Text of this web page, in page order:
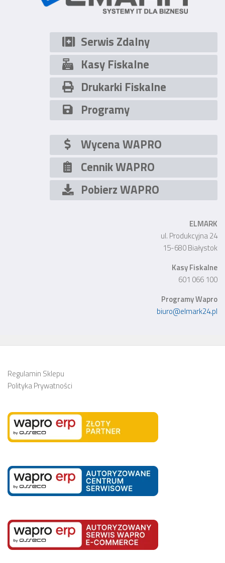
Serwis Zdalny
Kasy Fiskalne
Drukarki Fiskalne
Programy
Wycena WAPRO
Cennik WAPRO
Pobierz WAPRO
ELMARK
ul. Produkcyjna 24
15-680 Białystok
Kasy Fiskalne
601 066 100
Programy Wapro
biuro@elmark24.pl
Regulamin Sklepu
Polityka Prywatności